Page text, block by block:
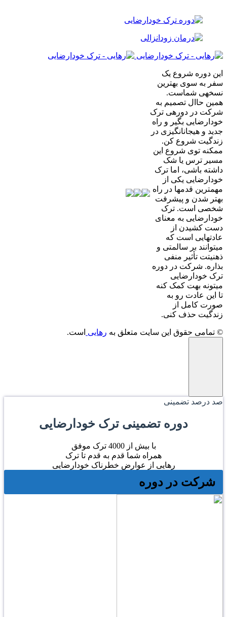
این دوره شروع یک
سفر به سوی بهترین
نسخهی شماست.
همین حاال تصمیم به
شرکت در دورهی ترک
خودارضایی بگیر و راه
جدید و هیجانانگیزی در
زندگیت شروع کن.
ممکنه توی شروع این
مسیر ترس یا شک
داشته باشی، اما ترک
خودارضایی یکی از
مهمترین قدمها در راه
بهتر شدن و پیشرفت
شخصی است. ترک
خودارضایی به معنای
دست کشیدن از
عادتهایی است که
میتوانند بر سالمتی و
ذهنیتت تأثیر منفی
بذاره. شرکت در دوره
ترک خودارضایی
میتونه بهت کمک کنه
تا این عادت رو به
صورت کامل از
زندگیت حذف کنی.
©️ تمامی حقوق این سایت متعلق به رهایی است.
صد درصد تضمینی
دوره تضمینی ترک خودارضایی
با بیش از 4000 ترک موفق
همراه شما قدم به قدم تا ترک
رهایی از عوارض خطرناک خودارضایی
شرکت در دوره